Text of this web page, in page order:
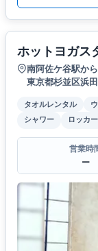
ホットヨガス
南阿佐ケ谷駅か
東京都杉並区浜
タオルレンタル
シャワー
ロッカー
営業時
ー